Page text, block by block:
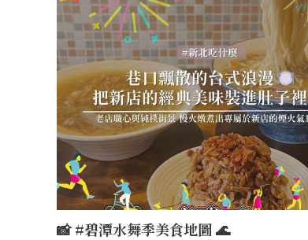
📸 #碧潭水舞季美食地圖 🌊